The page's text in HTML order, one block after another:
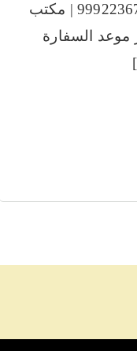
تأشيرة فيزا المانيا من الكويت | 99922367 | مكتب
موعد السفارة